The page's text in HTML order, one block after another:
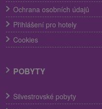
Ochrana osobních údajů
Přihlášení pro hotely
Cookies
POBYTY
Silvestrovské pobyty